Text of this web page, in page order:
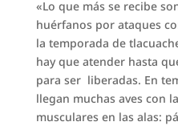
«Lo que más se recibe
huérfanos por ataques
la temporada de
hay que atender hasta
para ser liberadas. En
llegan muchas aves con
musculares en las alas: